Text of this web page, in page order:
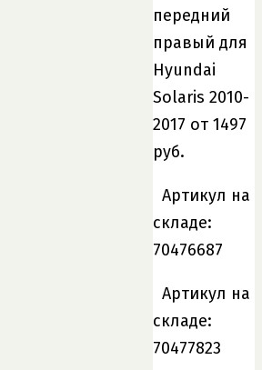
передний
правый для
Hyundai
Solaris 2010-
2017 от 1497
руб.
Артикул на
складе:
70476687
Артикул на
складе:
70477823